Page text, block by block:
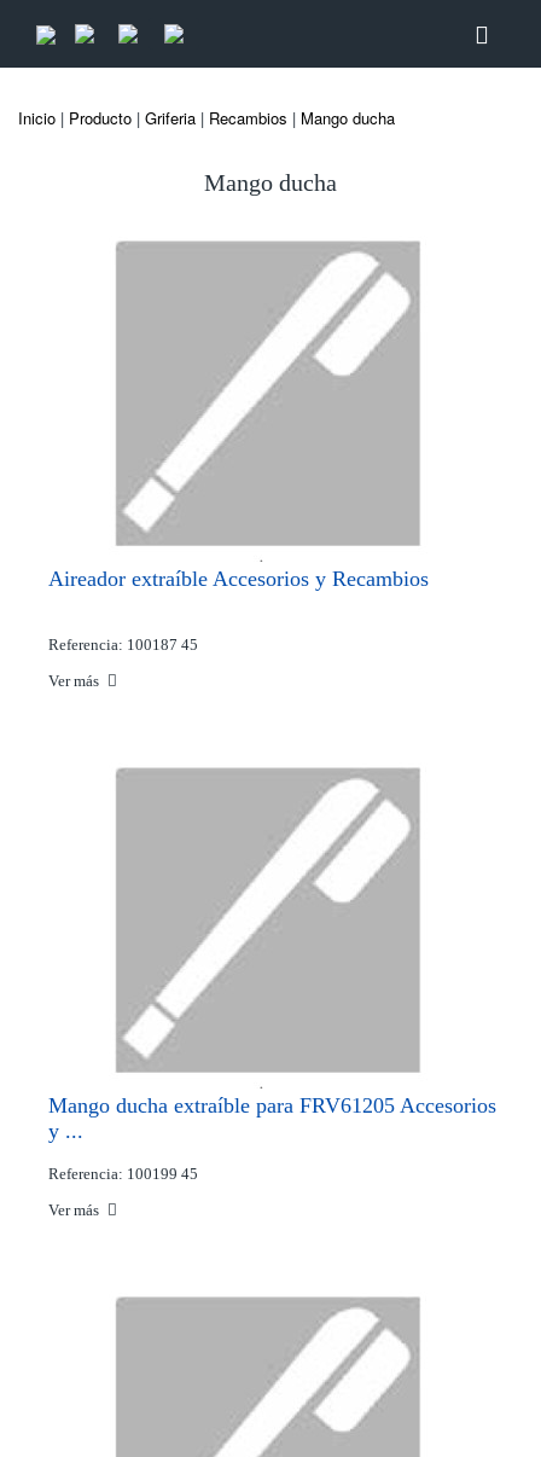
Inicio | Producto | Griferia | Recambios | Mango ducha
Mango ducha
Aireador extraíble Accesorios y Recambios
Referencia: 100187 45
Ver más
Mango ducha extraíble para FRV61205 Accesorios
y ...
Referencia: 100199 45
Ver más